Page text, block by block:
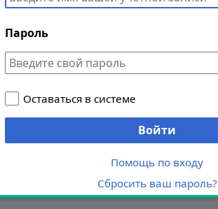
Пароль
Оставаться в системе
Войти
Помощь по входу
Сбросить ваш пароль?